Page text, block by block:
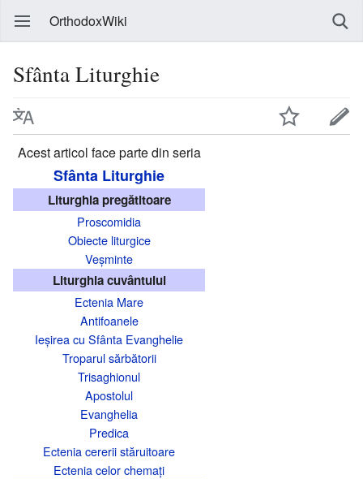
OrthodoxWiki
Sfânta Liturghie
Acest articol face parte din seria
Sfânta Liturghie
Liturghia pregătitoare
Proscomidia
Obiecte liturgice
Veșminte
Liturghia cuvântului
Ectenia Mare
Antifoanele
Ieșirea cu Sfânta Evanghelie
Troparul sărbătorii
Trisaghionul
Apostolul
Evanghelia
Predica
Ectenia cererii stăruitoare
Ectenia celor chemați